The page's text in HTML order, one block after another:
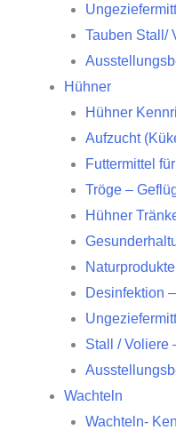
Tauben Stall/
Hühner
Hühner
Aufzucht
Futtermittel
Tröge –
Hühner
Desinfektion
Stall / Voliere
Wachteln
Wachteln-